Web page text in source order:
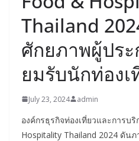
Thailand
ศักยภาพผู้ประ
ยมรับนักท่อง
July 23, 2024 admin
องค์กรธุรกิจท่องเที่ยวและการบ
Hospitality Thailand 2024 ดัน